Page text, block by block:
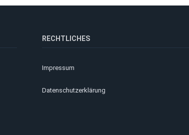
RECHTLICHES
Impressum
Datenschutzerklärung